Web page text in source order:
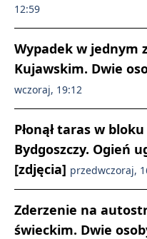
12:59
Wypadek w jednym
Kujawskim. Dwie
wczoraj, 19:12
Płonął taras w
Bydgoszczy. Ogień
[zdjęcia] przedwczoraj,
Zderzenie na
świeckim. Dwie